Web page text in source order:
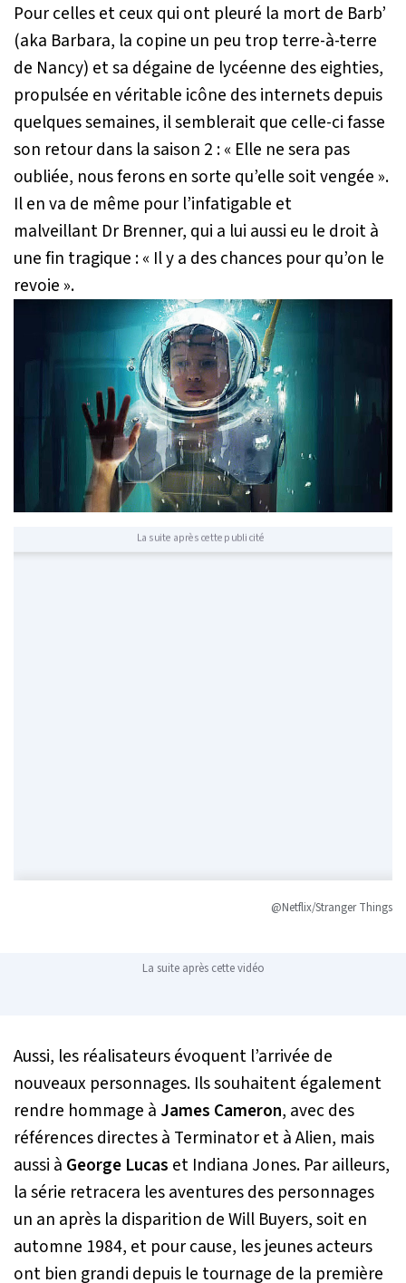
Pour celles et ceux qui ont pleuré la mort de Barb’
(aka Barbara, la copine un peu trop terre-à-terre
de Nancy) et sa dégaine de lycéenne des eighties,
propulsée en véritable icône des internets depuis
quelques semaines, il semblerait que celle-ci fasse
son retour dans la saison 2 : « Elle ne sera pas
oubliée, nous ferons en sorte qu’elle soit vengée ».
Il en va de même pour l’infatigable et
malveillant Dr Brenner, qui a lui aussi eu le droit à
une fin tragique :« Il y a des chances pour qu’on le
revoie ».
La suite après cette publicité
@Netflix/Stranger Things
La suite après cette vidéo
Aussi, les réalisateurs évoquent l’arrivée de
nouveaux personnages. Ils souhaitent également
rendre hommage à James Cameron, avec des
références directes à Terminatoret àAlien, mais
aussi à George Lucas et Indiana Jones. Par ailleurs,
la série retracera les aventures des personnages
un an après la disparition de Will Buyers, soit en
automne 1984, et pour cause, les jeunes acteurs
ont bien grandi depuis le tournage de la première